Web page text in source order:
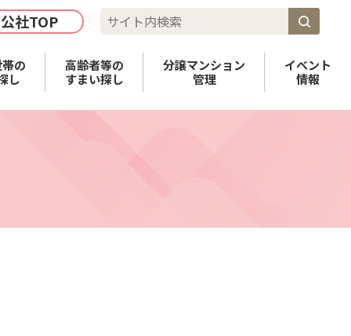
公社TOP
の
し
高齢者等の
すまい探し
分譲マンション
管理
イベント
情報